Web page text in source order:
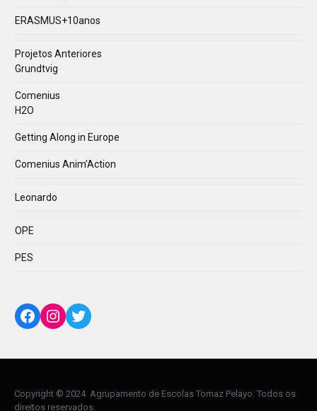
ERASMUS+10anos
Projetos Anteriores
Grundtvig
Comenius
H2O
Getting Along in Europe
Comenius Anim’Action
Leonardo
OPE
PES
Copyright © 2024 Agrupamento de Escolas Tomaz Pelayo. Todos os
direitos reservados.